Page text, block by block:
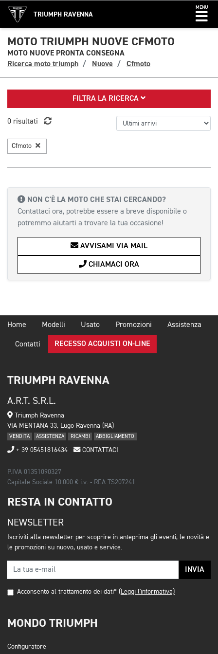
TRIUMPH RAVENNA
MENU
MOTO TRIUMPH NUOVE CFMOTO
MOTO NUOVE PRONTA CONSEGNA
Ricerca moto triumph
Nuove Cfmoto
FILTRA LA RICERCA
0 risultati
Cfmoto
NON C'È LA MOTO CHE STAI CERCANDO?
Contattaci ora, potrebbe essere a breve disponibile o
potremmo aiutarti a trovare la tua occasione!
AVVISAMI VIA MAIL
CHIAMACI ORA
Home Modelli Usato Promozioni Assistenza
Contatti RECESSO ACQUISTI ON-LINE
TRIUMPH RAVENNA
A.R.T. S.R.L.
Triumph Ravenna
VIA MENTANA 33, Lugo Ravenna (RA)
VENDITA ASSISTENZA RICAMBI ABBIGLIAMENTO
+ 39 05451816434 CONTATTACI
P.IVA 01351090327
Capitale Sociale 10.000 € i.v. - REA TS207241
RESTA IN CONTATTO
NEWSLETTER
Iscriviti alla newsletter per scoprire in anteprima gli eventi, le novità e
le promozioni su nuovo, usato e service.
INVIA
Acconsento al trattamento dei dati* (Leggi l'informativa)
MONDO TRIUMPH
Configuratore